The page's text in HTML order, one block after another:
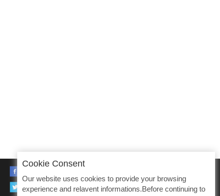
TWITTER
Cookie Consent
Our website uses cookies to provide your browsing
experience and relavent informations.Before continuing to